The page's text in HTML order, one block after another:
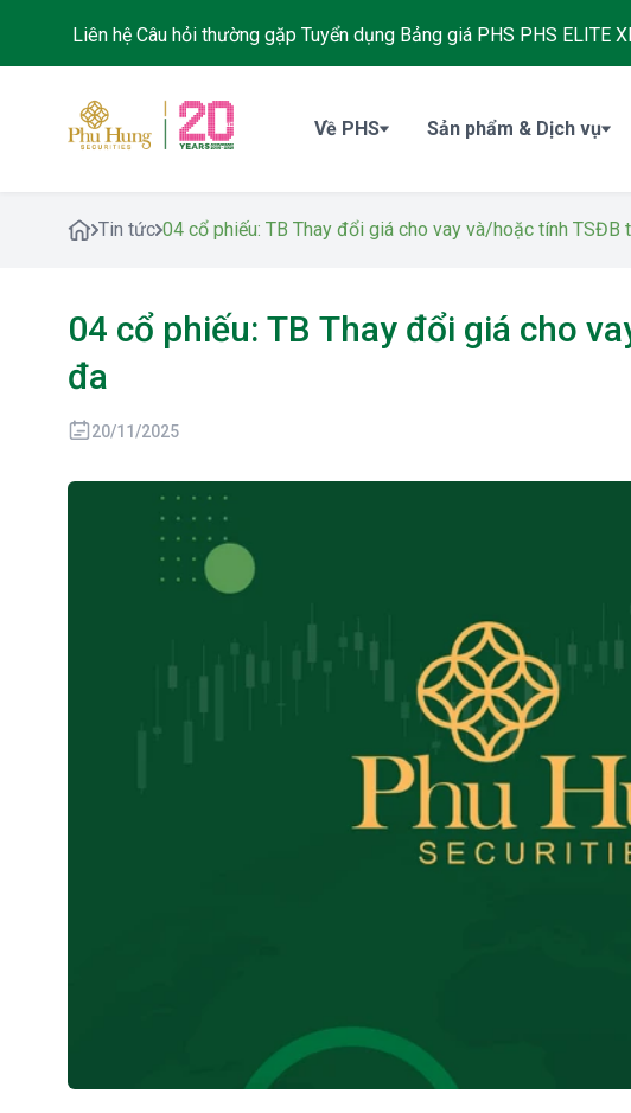
Liên hệ Câu hỏi thường gặp Tuyển dụng Bảng giá PHS PHS ELITE
Về PHS Sản phẩm & Dịch vụ
Tin tức 04 cổ phiếu: TB Thay đổi giá cho vay và/hoặc tính TSĐB
04 cổ phiếu: TB Thay đổi giá cho
đa
20/11/2025